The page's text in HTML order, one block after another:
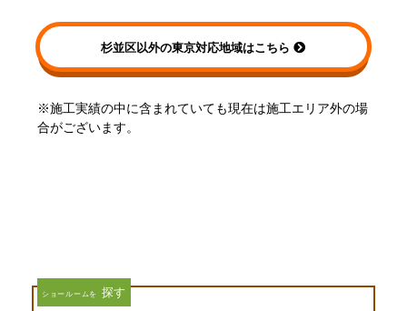
杉並区以外の東京対応地域はこちら
※施工実績の中に含まれていても現在は施工エリア外の場
合がございます。
ショールームを 探す